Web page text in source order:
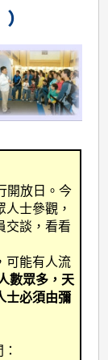
開放日。今
人士參觀，
交談，看看
可能有人流
數眾多，天
士必須由彌